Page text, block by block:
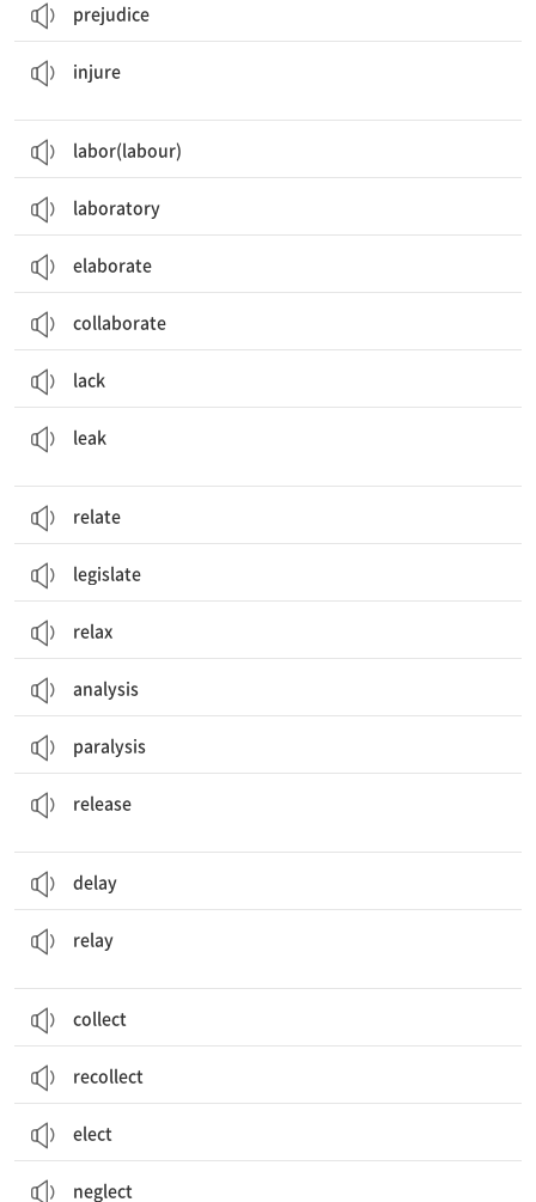
prejudice
injure
labor(labour)
laboratory
elaborate
collaborate
lack
leak
relate
legislate
relax
analysis
paralysis
release
delay
relay
collect
recollect
elect
neglect